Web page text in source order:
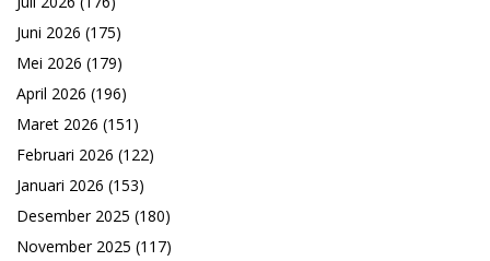
Juni 2026 (175)
Mei 2026 (179)
April 2026 (196)
Maret 2026 (151)
Februari 2026 (122)
Januari 2026 (153)
Desember 2025 (180)
November 2025 (117)